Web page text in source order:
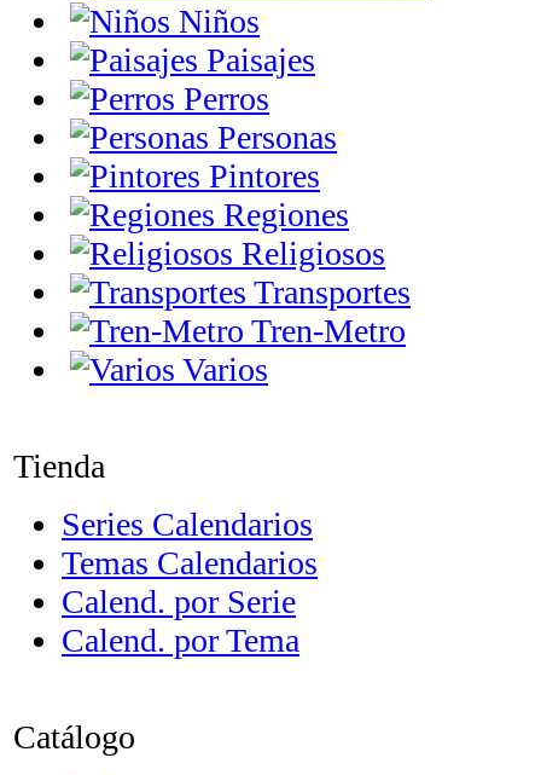
Niños
Paisajes
Perros
Personas
Pintores
Regiones
Religiosos
Transportes
Tren-Metro
Varios
Tienda
Series Calendarios
Temas Calendarios
Calend. por Serie
Calend. por Tema
Catálogo